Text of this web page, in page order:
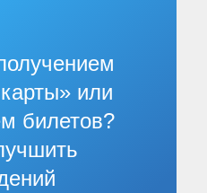
или
билетов?